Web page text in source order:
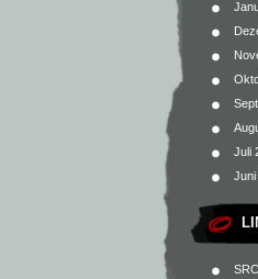
Juli
Juni